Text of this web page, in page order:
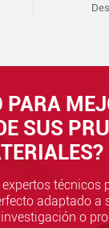
PARA
SUS
técnicos
adaptado a
o